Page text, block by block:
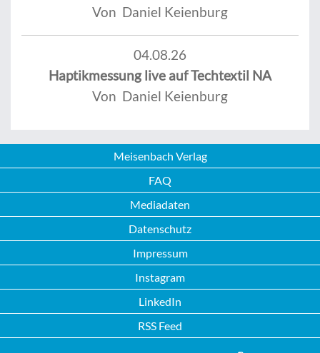
Von Daniel Keienburg
04.08.26
Haptikmessung live auf Techtextil NA
Von Daniel Keienburg
Meisenbach Verlag
FAQ
Mediadaten
Datenschutz
Impressum
Instagram
LinkedIn
RSS Feed